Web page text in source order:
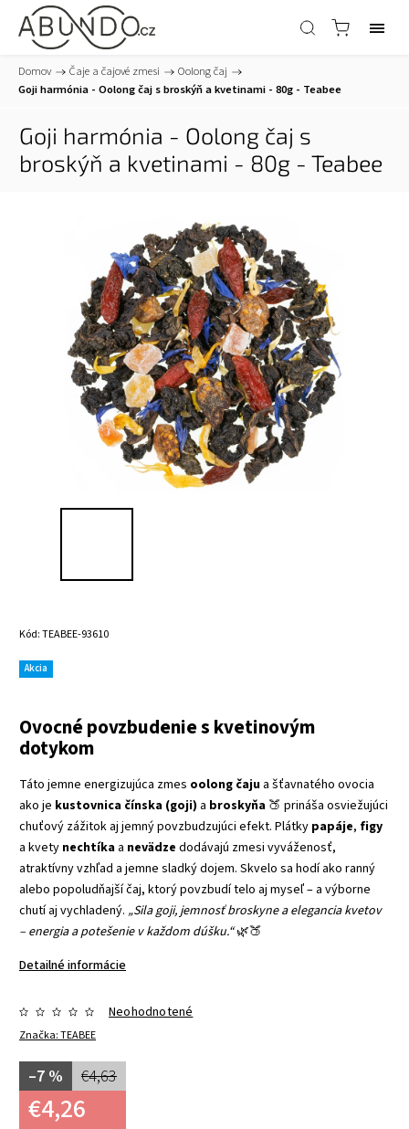
Domov / Čaje a čajové zmesi / Oolong čaj /
Goji harmónia - Oolong čaj s broskýň a kvetinami - 80g - Teabee
Goji harmónia - Oolong čaj s
broskýň a kvetinami - 80g - Teabee
Kód:TEABEE-93610
Akcia
Ovocné povzbudenie s kvetinovým
dotykom
Táto jemne energizujúca zmes oolong čaju a šťavnatého ovocia
ako je kustovnica čínska (goji) a broskyňa 🍑 prináša osviežujúci
chuťový zážitok aj jemný povzbudzujúci efekt. Plátky papáje, figy
a kvety nechtíka a nevädze dodávajú zmesi vyváženosť,
atraktívny vzhľad a jemne sladký dojem. Skvelo sa hodí ako ranný
alebo popoludňajší čaj, ktorý povzbudí telo aj myseľ – a výborne
chutí aj vychladený. „Sila goji, jemnosť broskyne a elegancia kvetov
– energia a potešenie v každom dúšku.“🌿🍑
Detailné informácie
Značka:TEABEE
Neohodnotené
€4,63
–7 %
€4,26